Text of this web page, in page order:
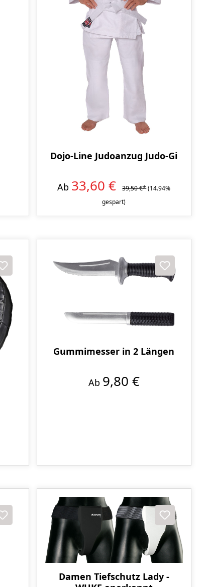
Dojo-Line Judoanzug Judo-Gi
Ab 33,60 € 39,50 €*(14.94%
gespart)
Gummimesser in 2 Längen
Ab 9,80 €
Damen Tiefschutz Lady -